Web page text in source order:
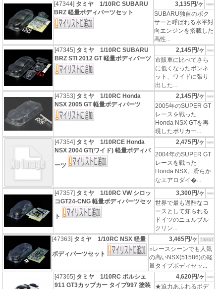
[47344] タミヤ 1/10RC SUBARU
BRZ 軽量ボディパーツセット
3,135円/ヶ
SUBARU独自のボク
サーと呼ばれる水平対
向エンジンを搭載した
高性...
[47345] タミヤ 1/10RC SUBARU
BRZ STI 2012 GT 軽量ボディパーツ
2,145円/ヶ
市販車に比べてさら
に低くなったボンネ
ット、ワイドに張り
出した...
[47353] タミヤ 1/10RC Honda
NSX 2005 GT 軽量ボディパーツ
2,145円/ヶ
2005年のSUPER GT
レースを戦った
Honda NSX GTを再
現したポリカー...
[47354] タミヤ 1/10RCE Honda
NSX 2004 GT(ワイド) 軽量ボディパ
ーツ
2,475円/ヶ
2004年のSUPER GT
レースを戦った
Honda NSX。滑らか
なエアロダイ�...
[47357] タミヤ 1/10RC VW シロッ
コGT24-CNG 軽量ボディパーツセッ
ト
3,300円/ヶ
世界で最も過酷なコ
ースとして知られる
ドイツのニュルブル
クリン...
[47363] タミヤ 1/10RC NSX 軽量
ボディパーツセット
3,465円/ヶ
○レースシーンでも人気
の高いNSX(51586)の軽
量タイプボディセッ...
[47365] タミヤ 1/10RC ポルシェ
911 GT3カップカー タイプ997 塗装
4,620円/ヶ
★迫力あふれるボデ